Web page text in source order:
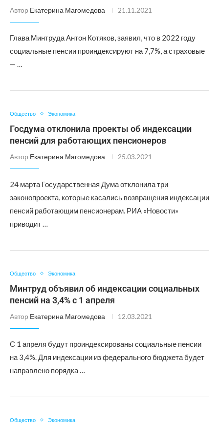
Автор Екатерина Магомедова 21.11.2021
Глава Минтруда Антон Котяков, заявил, что в 2022 году
социальные пенсии проиндексируют на 7,7%, а страховые
— …
Общество Экономика
Госдума отклонила проекты об индексации
пенсий для работающих пенсионеров
Автор Екатерина Магомедова 25.03.2021
24 марта Государственная Дума отклонила три
законопроекта, которые касались возвращения индексации
пенсий работающим пенсионерам. РИА «Новости»
приводит …
Общество Экономика
Минтруд объявил об индексации социальных
пенсий на 3,4% с 1 апреля
Автор Екатерина Магомедова 12.03.2021
С 1 апреля будут проиндексированы социальные пенсии
на 3,4%. Для индексации из федерального бюджета будет
направлено порядка …
Общество Экономика